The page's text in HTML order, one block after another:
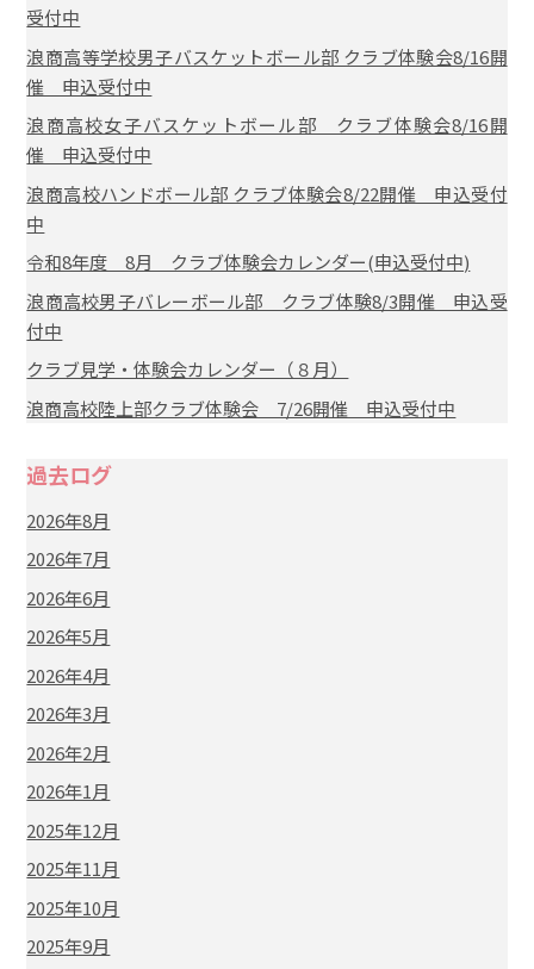
受付中
浪商高等学校男子バスケットボール部 クラブ体験会8/16開
催 申込受付中
浪商高校女子バスケットボール部 クラブ体験会8/16開
催 申込受付中
浪商高校ハンドボール部 クラブ体験会8/22開催 申込受付
中
令和8年度 8月 クラブ体験会カレンダー(申込受付中)
浪商高校男子バレーボール部 クラブ体験8/3開催 申込受
付中
クラブ見学・体験会カレンダー（８月）
浪商高校陸上部クラブ体験会 7/26開催 申込受付中
過去ログ
2026年8月
2026年7月
2026年6月
2026年5月
2026年4月
2026年3月
2026年2月
2026年1月
2025年12月
2025年11月
2025年10月
2025年9月